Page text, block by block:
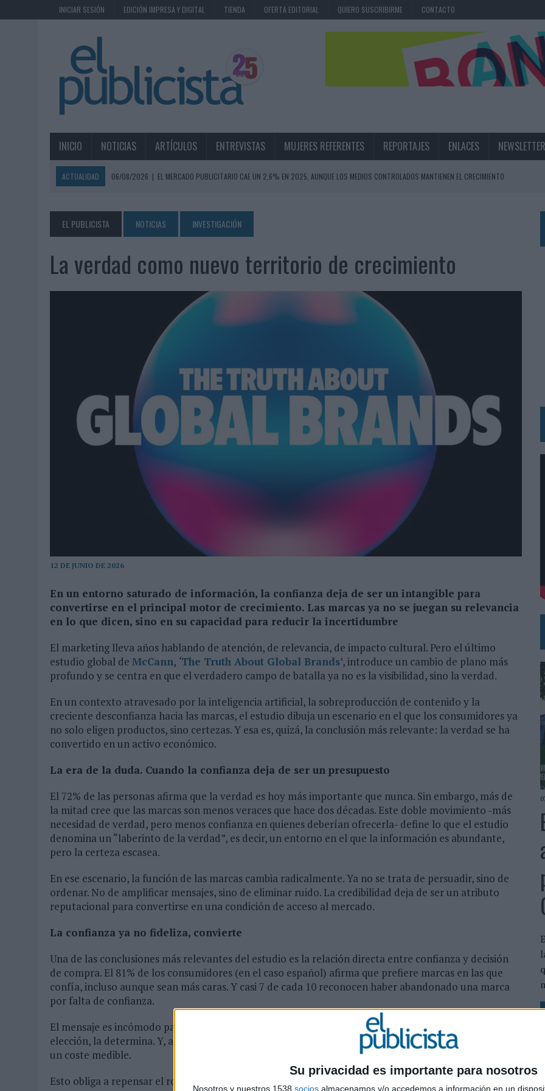
Su privacidad es importante para nosotros
Nosotros y nuestros 1538 socios almacenamos y/o accedemos a información en un
INICIAR SESIÓN EDICIÓN IMPRESA Y DIGITAL TIENDA OFERTA EDITORIAL QUIERO SUSCRIBIRME CONTACTO
INICIO NOTICIAS ARTÍCULOS ENTREVISTAS MUJERES REFERENTES REPORTAJES ENLACES NEWSLETTER
ACTUALIDAD 06/08/2026 | EL MERCADO PUBLICITARIO CAE UN 2,6% EN 2025, AUNQUE LOS MEDIOS CONTROLADOS MANTIENEN EL CRECIMIENTO
EL USO DE LA IA GENERATIVA ALCANZA YA AL 62% DE LOS ESPAÑOLES
06/08/2026 | SYSTEM1 NOMBRA A KIMBERLY BASTONI COMO NUEVA DIRECTORA COMERCIAL GLOBAL
FRIGO Y UNIQLO LANZAN UNA COLECCIÓN PERSONALIZABLE INSPIRADA EN CORNETTO, CALIPPO Y SOLERO
06/08/2026 | LA IA ESTÁ SUBIENDO EL LISTÓN DE LA CREATIVIDAD
BEON WORLDWIDE LANZA RAÍZ URBANA PARA TRANSFORMAR EL PATRIMONIO HISTÓRICO EN ACTIVOS CULTURALES Y ECONÓMICOS
FABRA COMUNICACIÓN INCORPORA A CASONÁ Y ASUME LA GESTIÓN DE SUS RELACIONES CON LOS MEDIOS
LOPESAN HOTELS & RESORTS ACERCA EL PARAÍSO CANARIO EN SU ÚLTIMA CAMPAÑA INTERNACIONAL
LUIS ARQUILLOS (BURGO DE ARIAS): “LA CONSTRUCCIÓN DE MARCA A LARGO PLAZO Y LA MEDICIÓN SON DOS CARAS DE LA MISMA
04/08/2026 |
‘EL PARAÍSO MÁS CERCA’, DE 22GRADOS PARA LOPESAN HOTELS & RESORTS
04/08/2026 | ‘LA ÚNICA CERVEZA DEL MUNDO QUE SE DISFRUTA DOS VECES’, DE INUSUALY PARA CERVEZA CAPAZ
04/08/2026
‘EL FÚTBOL SIN LAS PERSONAS’, DE DENTSU CREATIVE PARA ORANGE
CAPAZ, LA CERVEZA QUE CONVIERTE CADA BOTELLA EN UNA OPORTUNIDAD DE INCLUSIÓN
BABARIA Y MAXIBON SON ‘EL MATCH PERFECTO DEL VERANO’
AUDIBLE REIVINDICA EL PODER TRANSFORMADOR DEL AUDIO EN SU NUEVA CAMPAÑA GLOBAL DE MARCA
‘VUELVE EL FÚTBOL. VUELVE A SOÑAR’, DE VML PARA MOVISTAR
MOVISTAR APELA A LA ILUSIÓN DE LAS AFICIONES PARA EL REGRESO DEL FÚTBOL
03/08/2026 | EL REAL BETIS INVITA A LOS AFICIONADOS A DISEÑAR SU PRÓXIMA CAMISETA FOREVER GREEN
EL PUBLICISTA NOTICIAS INVESTIGACIÓN
La verdad como nuevo territorio de crecimiento
12 DE JUNIO DE 2026
En un entorno saturado de información, la confianza deja de ser un intangible para
convertirse en el principal motor de crecimiento. Las marcas ya no se juegan su relevancia
en lo que dicen, sino en su capacidad para reducir la incertidumbre
El marketing lleva años hablando de atención, de relevancia, de impacto cultural. Pero el último
estudio global de McCann, ‘The Truth About Global Brands’, introduce un cambio de plano más
profundo y se centra en que el verdadero campo de batalla ya no es la visibilidad, sino la verdad.
En un contexto atravesado por la inteligencia artificial, la sobreproducción de contenido y la
creciente desconfianza hacia las marcas, el estudio dibuja un escenario en el que los consumidores ya
no solo eligen productos, sino certezas. Y esa es, quizá, la conclusión más relevante: la verdad se ha
convertido en un activo económico.
La era de la duda. Cuando la confianza deja de ser un presupuesto
El 72% de las personas afirma que la verdad es hoy más importante que nunca. Sin embargo, más de
la mitad cree que las marcas son menos veraces que hace dos décadas. Este doble movimiento -más
necesidad de verdad, pero menos confianza en quienes deberían ofrecerla- define lo que el estudio
denomina un “laberinto de la verdad”, es decir, un entorno en el que la información es abundante,
pero la certeza escasea.
En ese escenario, la función de las marcas cambia radicalmente. Ya no se trata de persuadir, sino de
ordenar. No de amplificar mensajes, sino de eliminar ruido. La credibilidad deja de ser un atributo
reputacional para convertirse en una condición de acceso al mercado.
La confianza ya no fideliza, convierte
Una de las conclusiones más relevantes del estudio es la relación directa entre confianza y decisión
de compra. El 81% de los consumidores (en el caso español) afirma que prefiere marcas en las que
confía, incluso aunque sean más caras. Y casi 7 de cada 10 reconocen haber abandonado una marca
por falta de confianza.
El mensaje es incómodo para el marketing más tradicional porque la confianza no solo influye en la
elección, la determina. Y, además, tiene efecto irreversible. En otras palabras, la duda tiene coste. Y es
un coste medible.
Esto obliga a repensar el rol del marketing dentro de las organizaciones. Si antes era un generador de